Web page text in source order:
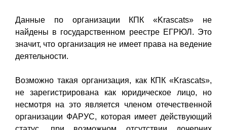
Данные по организации КПК «Krascats» не
найдены в государственном реестре ЕГРЮЛ. Это
значит, что организация не имеет права на ведение
деятельности.
Возможно такая организация, как КПК «Krascats»,
не зарегистрирована как юридическое лицо, но
несмотря на это является членом отечественной
организации ФАРУС, которая имеет действующий